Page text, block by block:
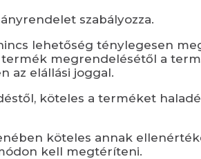
szabályozza.
lehetőség ténylegesen
termék megrendelésétől a
az elállási joggal.
köteles a terméket
köteles annak
kell megtéríteni.